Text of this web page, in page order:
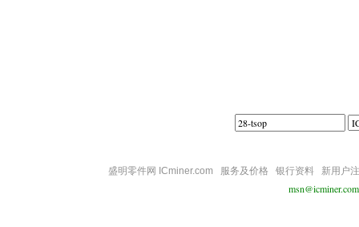
盛明零件网 ICminer.com 服务及价格 银行资料 新用户
msn@icminer.com